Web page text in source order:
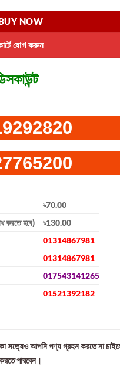
যোগ করুন
NOW
৳70.00
করতে হবে)
৳130.00
01314867981
01314867981
017543141265
01521392182
সত্যেও আপনি পণ্য গ্রহন করতে না চাইলে
পারবেন।